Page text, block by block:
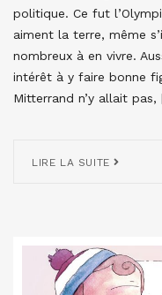
politique. Ce fut
aiment la terre, même
nombreux à en vivre.
intérêt à y faire bonne
Mitterrand n’y allait
LIRE LA SUITE